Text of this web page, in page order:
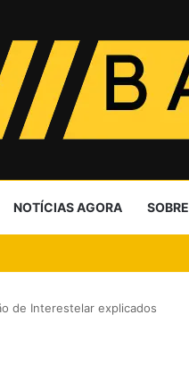
NOTÍCIAS AGORA SOBRE
colisões com cervos
de Interestelar explicados